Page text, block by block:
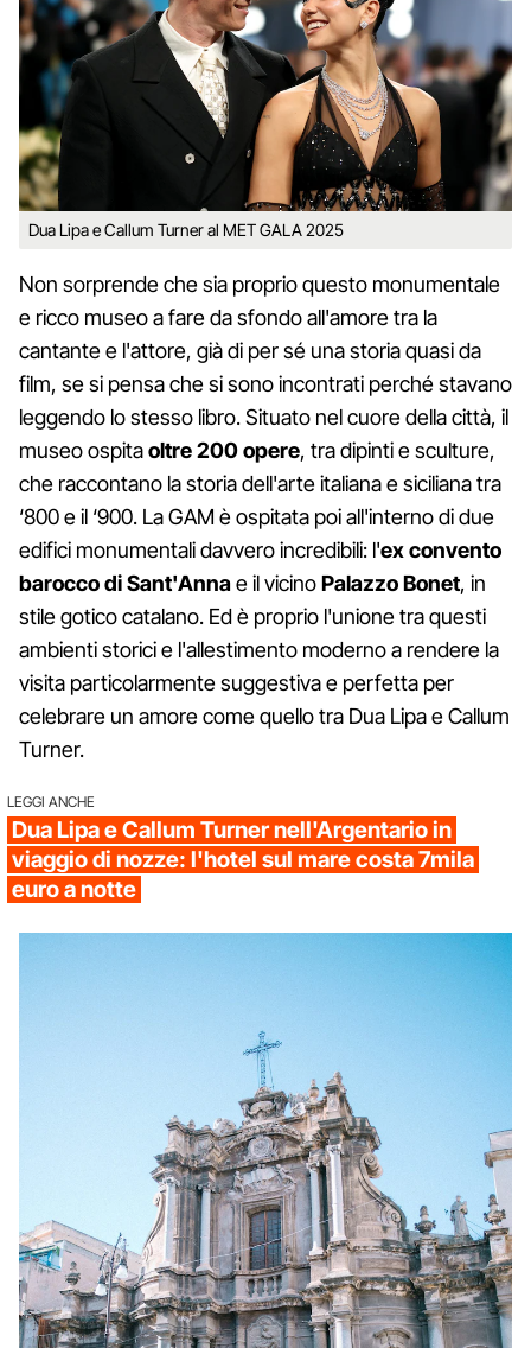
Dua Lipa e Callum Turner al MET GALA 2025
Non sorprende che sia proprio questo monumentale
e ricco museo a fare da sfondo all'amore tra la
cantante e l'attore, già di per sé una storia quasi da
film, se si pensa che si sono incontrati perché stavano
leggendo lo stesso libro. Situato nel cuore della città, il
museo ospitaoltre 200 opere, tra dipinti e sculture,
che raccontano la storia dell'arte italiana e siciliana tra
‘800 e il ‘900. La GAM è ospitata poi all'interno di due
edifici monumentali davvero incredibili: l'ex convento
barocco di Sant'Annae il vicinoPalazzo Bonet, in
stile gotico catalano. Ed è proprio l'unione tra questi
ambienti storici e l'allestimento moderno a rendere la
visita particolarmente suggestiva e perfetta per
celebrare un amore come quello tra Dua Lipa e Callum
Turner.
LEGGI ANCHE
Dua Lipa e Callum Turner nell'Argentario in
viaggio di nozze: l'hotel sul mare costa 7mila
euro a notte